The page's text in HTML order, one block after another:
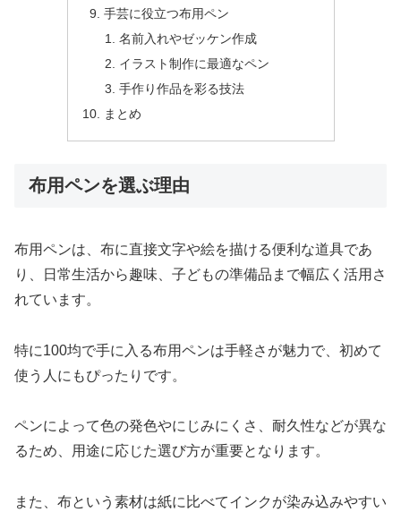
手芸に役立つ布用ペン
名前入れやゼッケン作成
イラスト制作に最適なペン
手作り作品を彩る技法
まとめ
布用ペンを選ぶ理由
布用ペンは、布に直接文字や絵を描ける便利な道具であ
り、日常生活から趣味、子どもの準備品まで幅広く活用さ
れています。
特に100均で手に入る布用ペンは手軽さが魅力で、初めて
使う人にもぴったりです。
ペンによって色の発色やにじみにくさ、耐久性などが異な
るため、用途に応じた選び方が重要となります。
また、布という素材は紙に比べてインクが染み込みやすい